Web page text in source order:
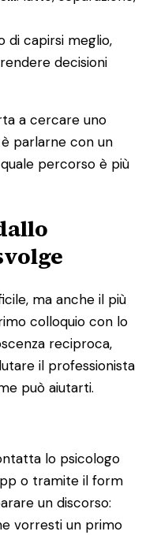
di capirsi meglio,
decisioni
a cercare uno
parlarne con un
percorso è più
ma anche il più
colloquio con lo
reciproca,
il professionista
può aiutarti.
lo psicologo
o tramite il form
un discorso:
vorresti un primo